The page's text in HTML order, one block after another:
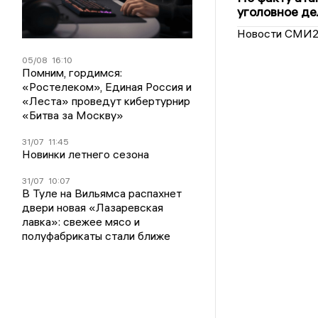
05/08 16:10
Помним, гордимся:
«Ростелеком», Единая Россия и
«Леста» проведут кибертурнир
«Битва за Москву»
31/07 11:45
Новинки летнего сезона
31/07 10:07
В Туле на Вильямса распахнет
двери новая «Лазаревская
лавка»: свежее мясо и
полуфабрикаты стали ближе
уголовное
Новости